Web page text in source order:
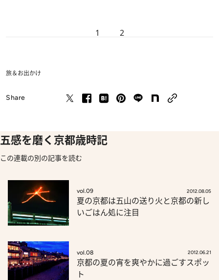
1 2
旅＆お出かけ
Share
五感を磨く京都歳時記
この連載の別の記事を読む
vol.09 2012.08.05
夏の京都は五山の送り火と京都の新し
いごはん処に注目
vol.08 2012.06.21
京都の夏の宵を爽やかに過ごすスポッ
ト